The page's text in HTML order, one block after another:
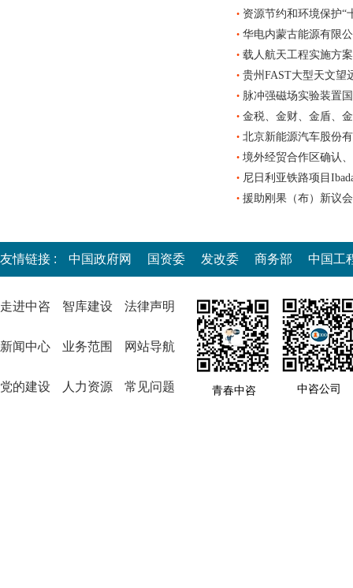
• 资源节约和环境保护“
• 华电内蒙古能源有限
• 载人航天工程实施方
• 贵州FAST大型天文望
• 脉冲强磁场实验装置
• 金税、金财、金盾、
• 北京新能源汽车股份
• 境外经贸合作区确认
• 尼日利亚铁路项目
• 援助刚果（布）新议